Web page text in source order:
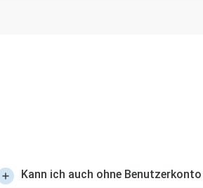
Kann ich auch ohne